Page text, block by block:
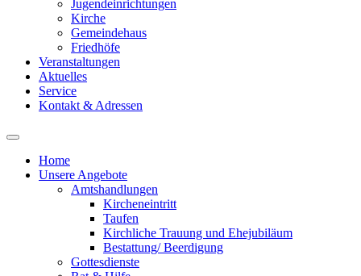
Jugendeinrichtungen
Kirche
Gemeindehaus
Friedhöfe
Veranstaltungen
Aktuelles
Service
Kontakt & Adressen
Home
Unsere Angebote
Amtshandlungen
Kircheneintritt
Taufen
Kirchliche Trauung und Ehejubiläum
Bestattung/ Beerdigung
Gottesdienste